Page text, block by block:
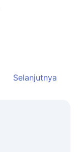
Selanjutnya